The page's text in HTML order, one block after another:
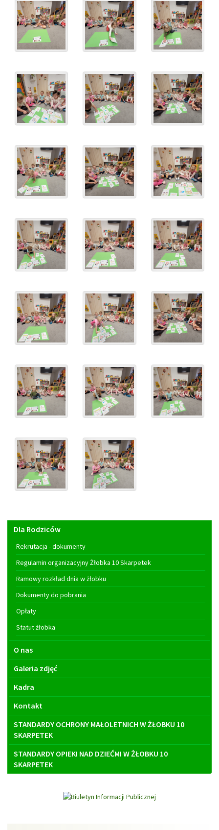
Menu
główne
Dla Rodziców
Rekrutacja - dokumenty
Regulamin organizacyjny Żłobka 10 Skarpetek
Ramowy rozkład dnia w żłobku
Dokumenty do pobrania
Opłaty
Statut żłobka
O nas
Galeria zdjęć
Kadra
Kontakt
STANDARDY OCHRONY MAŁOLETNICH W ŻŁOBKU 10
SKARPETEK
STANDARDY OPIEKI NAD DZIEĆMI W ŻŁOBKU 10
SKARPETEK